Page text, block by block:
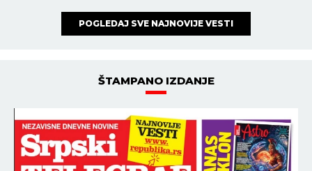
POGLEDAJ SVE NAJNOVIJE VESTI
ŠTAMPANO IZDANJE